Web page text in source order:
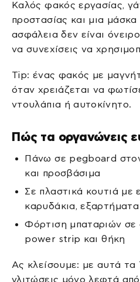
Καλός φακός εργασίας,
προστασίας και μια
ασφάλεια δεν είναι
να συνεχίσεις να
Tip: ένας φακός με
όταν χρειάζεται να
ντουλάπια ή αυτοκίνητο.
Πώς τα οργανώνεις
Πάνω σε pegboard
και προσβάσιμα
Σε πλαστικά κουτιά με
καρυδάκια, εξαρτήματα
Φόρτιση μπαταριών σε
power strip και θήκη
Ας κλείσουμε: με αυτά τα
γλιτώσεις μόνο λεφτά